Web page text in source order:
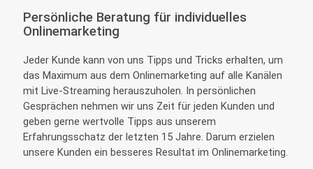
Persönliche Beratung für individuelles
Onlinemarketing
Jeder Kunde kann von uns Tipps und Tricks erhalten, um
das Maximum aus dem Onlinemarketing auf alle Kanälen
mit Live-Streaming herauszuholen. In persönlichen
Gesprächen nehmen wir uns Zeit für jeden Kunden und
geben gerne wertvolle Tipps aus unserem
Erfahrungsschatz der letzten 15 Jahre. Darum erzielen
unsere Kunden ein besseres Resultat im Onlinemarketing.